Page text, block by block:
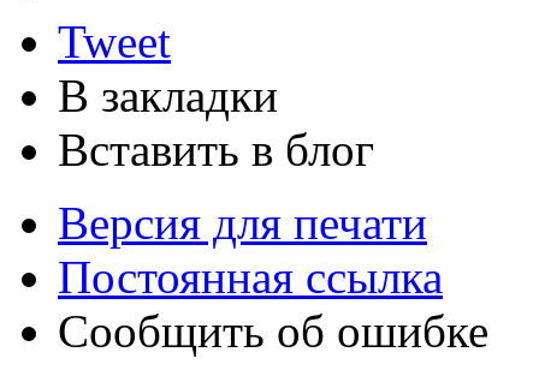
Tweet
В закладки
Вставить в блог
Версия для печати
Постоянная ссылка
Сообщить об ошибке